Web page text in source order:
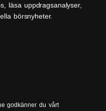
läsa uppdragsanalyser,
börsnyheter.
godkänner du vårt